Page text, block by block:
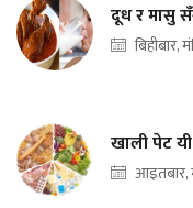
दूध र मासु
बिहीबार,
खाली पेट
आइतबार,